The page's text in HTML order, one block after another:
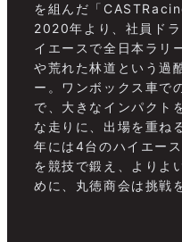
を組んだ「
2020年より、社員ド
イエースで全日本ラリ
や荒れた林道という過
ー。ワンボックス車で
で、大きなインパクト
な走りに、出場を重ね
年には4台のハイエー
を競技で鍛え、よりよ
めに、丸徳商会は挑戦